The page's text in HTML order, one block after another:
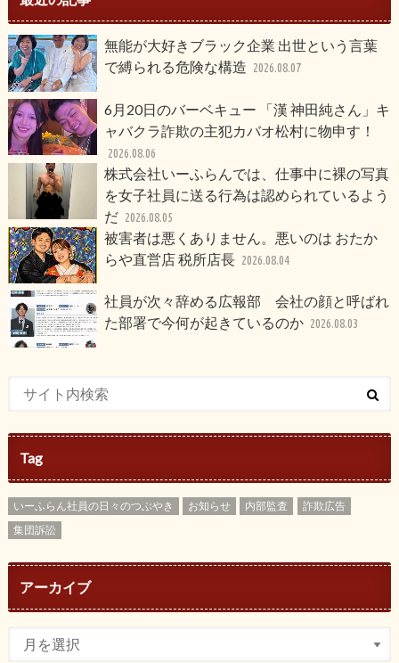
無能が大好きブラック企業 出世という言葉
で縛られる危険な構造 2026.08.07
6月20日のバーベキュー 「漢 神田純さん」キ
ャバクラ詐欺の主犯カバオ松村に物申す！
2026.08.06
株式会社いーふらんでは、仕事中に裸の写真
を女子社員に送る行為は認められているよう
だ 2026.08.05
被害者は悪くありません。悪いのは おたか
らや直営店 税所店長 2026.08.04
社員が次々辞める広報部 会社の顔と呼ばれ
た部署で今何が起きているのか 2026.08.03
Tag
いーふらん社員の日々のつぶやき お知らせ 内部監査
詐欺広告
集団訴訟
アーカイブ